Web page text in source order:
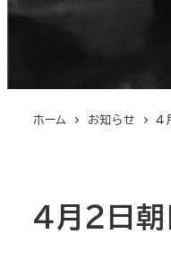
ホーム お知らせ 4
4月2日朝